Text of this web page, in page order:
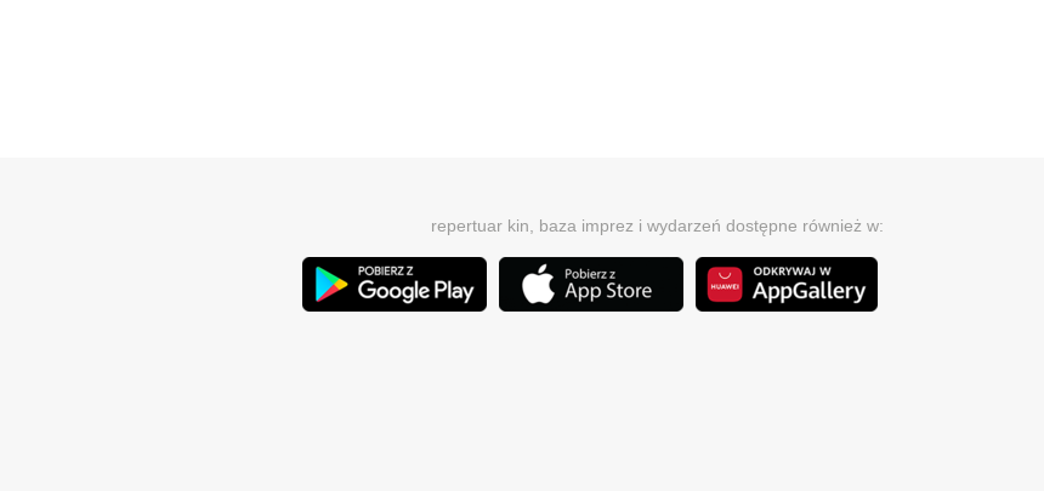
repertuar kin, baza imprez i wydarzeń dostępne również w: